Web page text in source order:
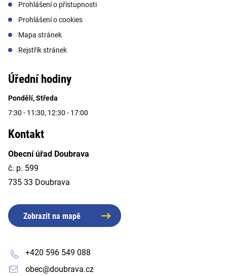
Prohlášení o přístupnosti
Prohlášení o cookies
Mapa stránek
Rejstřík stránek
Úřední hodiny
Pondělí, Středa
7:30 - 11:30, 12:30 - 17:00
Kontakt
Obecní úřad Doubrava
č. p. 599
735 33 Doubrava
Zobrazit na mapě
+420 596 549 088
obec@doubrava.cz